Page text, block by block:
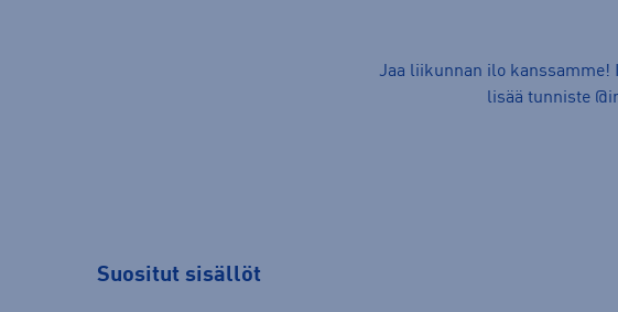
Jaa liikunnan ilo
lisää tunniste
Suositut sisällöt